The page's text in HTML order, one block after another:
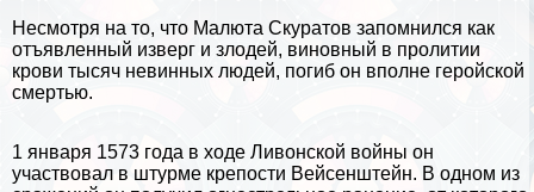
Несмотря на то, что Малюта Скуратов запомнился как
отъявленный изверг и злодей, виновный в пролитии
крови тысяч невинных людей, погиб он вполне геройской
cмepтью.
1 января 1573 года в ходе Ливонской войны он
участвовал в штурме крепости Вейсенштейн. В одном из